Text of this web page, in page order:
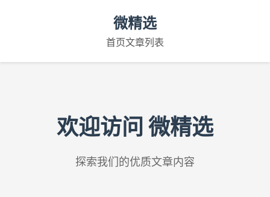
微精选
首页文章列表
欢迎访问 微精选
探索我们的优质文章内容